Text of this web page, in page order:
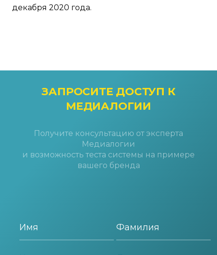
декабря 2020 года.
ЗАПРОСИТЕ ДОСТУП К
МЕДИАЛОГИИ
Получите консультацию от эксперта
Медиалогии
и возможность теста системы на примере
вашего бренда